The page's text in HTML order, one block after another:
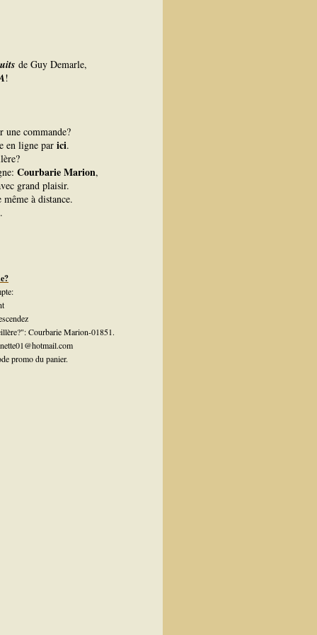
de Guy Demarle,
!
une commande?
en ligne par ici.
Courbarie Marion,
grand plaisir.
à distance.
Courbarie Marion-01851.
promo du panier.